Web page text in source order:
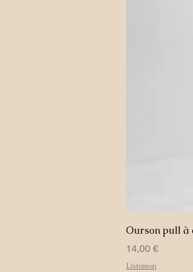
Ourson pull à
Prix
14,00 €
Livraison